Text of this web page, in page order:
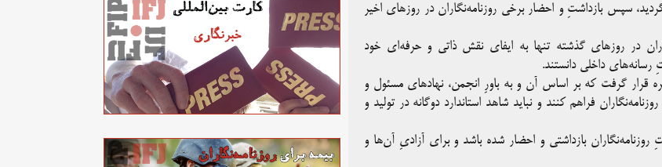
سپس بازداشتِ و احضار برخی روزنامه‌نگاران در روزهای اخیر
در روزهای گذشته تنها به ایفای نقش ذاتی و حرفه‌ای خود
رسانه‌های داخلی دانستند.
قرار گرفت که بر اساس آن و به باورِ انجمن، نهادهای مسئول و
فراهم کنند و نباید شاهد استاندارد دوگانه در تولید و
بازداشتی و احضار شده باشد و برای آزادیِ آن‌ها و